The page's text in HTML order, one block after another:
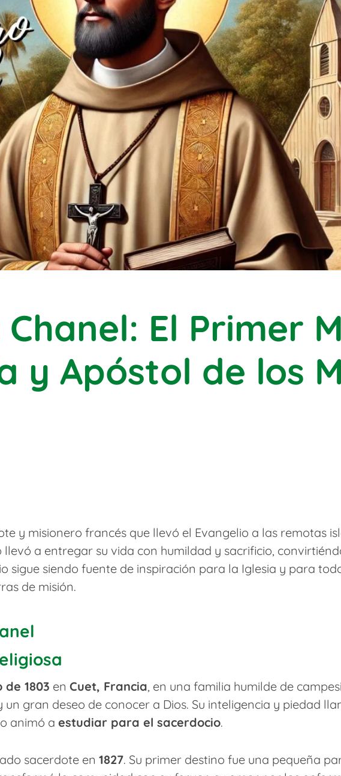
Chanel: El Primer
y Apóstol de los
y misionero francés que llevó el Evangelio a las remotas
llevó a entregar su vida con humildad y sacrificio,
sigue siendo fuente de inspiración para la Iglesia y para
de misión.
de 1803 en Cuet, Francia, en una familia humilde de
gran deseo de conocer a Dios. Su inteligencia y piedad
animó a estudiar para el sacerdocio.
sacerdote en 1827. Su primer destino fue una pequeña